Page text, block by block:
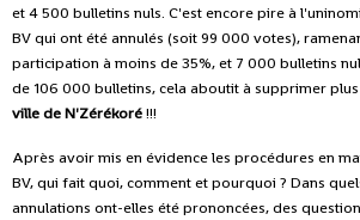
et 4 500 bulletins nuls. C'est encore pire à
BV qui ont été annulés (soit 99 000 votes),
participation à moins de 35%, et 7 000 bulletins
de 106 000 bulletins, cela aboutit à supprimer
ville de N'Zérékoré!!!
Après avoir mis en évidence les procédures en
BV, qui fait quoi, comment et pourquoi ? Dans
annulations ont-elles été prononcées, des